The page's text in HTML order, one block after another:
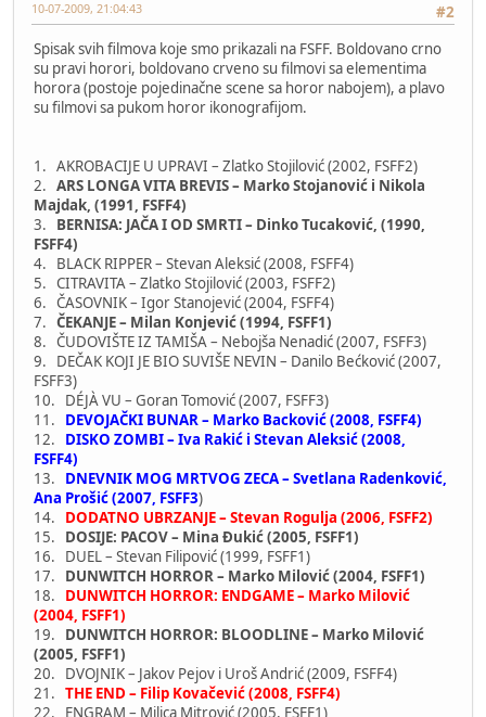
#2
10-07-2009, 21:04:43
Spisak svih filmova koje smo prikazali na FSFF. Boldovano crno
su pravi horori, boldovano crveno su filmovi sa elementima
horora (postoje pojedinačne scene sa horor nabojem), a plavo
su filmovi sa pukom horor ikonografijom.
1. AKROBACIJE U UPRAVI – Zlatko Stojilović (2002, FSFF2)
2. ARS LONGA VITA BREVIS – Marko Stojanović i Nikola
Majdak, (1991, FSFF4)
3. BERNISA: JAČA I OD SMRTI – Dinko Tucaković, (1990,
FSFF4)
4. BLACK RIPPER – Stevan Aleksić (2008, FSFF4)
5. CITRAVITA – Zlatko Stojilović (2003, FSFF2)
6. ČASOVNIK – Igor Stanojević (2004, FSFF4)
7. ČEKANJE – Milan Konjević (1994, FSFF1)
8. ČUDOVIŠTE IZ TAMIŠA – Nebojša Nenadić (2007, FSFF3)
9. DEČAK KOJI JE BIO SUVIŠE NEVIN – Danilo Bećković (2007,
FSFF3)
10. DÉJÀ VU – Goran Tomović (2007, FSFF3)
11. DEVOJAČKI BUNAR – Marko Backović (2008, FSFF4)
12. DISKO ZOMBI – Iva Rakić i Stevan Aleksić (2008,
FSFF4)
13. DNEVNIK MOG MRTVOG ZECA – Svetlana Radenković,
Ana Prošić (2007, FSFF3)
14. DODATNO UBRZANJE – Stevan Rogulja (2006, FSFF2)
15. DOSIJE: PACOV – Mina Đukić (2005, FSFF1)
16. DUEL – Stevan Filipović (1999, FSFF1)
17. DUNWITCH HORROR – Marko Milović (2004, FSFF1)
18. DUNWITCH HORROR: ENDGAME – Marko Milović
(2004, FSFF1)
19. DUNWITCH HORROR: BLOODLINE – Marko Milović
(2005, FSFF1)
20. DVOJNIK – Jakov Pejov i Uroš Andrić (2009, FSFF4)
21. THE END – Filip Kovačević (2008, FSFF4)
22. ENGRAM – Milica Mitrović (2005, FSFF1)